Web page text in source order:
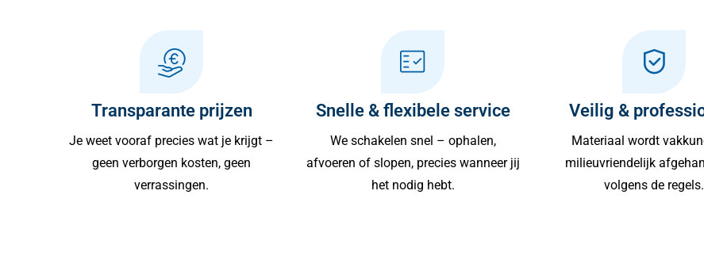
Transparante prijzen
Je weet vooraf precies wat je krijgt –
geen verborgen kosten, geen
verrassingen.
Snelle & flexibele service
We schakelen snel – ophalen,
afvoeren of slopen, precies wanneer jij
het nodig hebt.
Veilig &
Materiaal wordt
milieuvriendelijk
volgens de regels.